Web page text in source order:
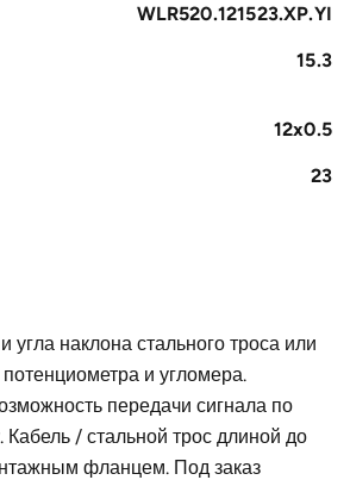
WLR520.121523.XP.YI
15.3
12x0.5
23
для одного кабеля
520
наклона стального троса или
и угломера.
передачи сигнала по
Кабель / стальной трос длиной до
фланцем. Под заказ